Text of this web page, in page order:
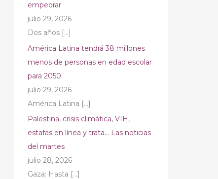
empeorar
julio 29, 2026
Dos años […]
América Latina tendrá 38 millones
menos de personas en edad escolar
para 2050
julio 29, 2026
América Latina […]
Palestina, crisis climática, VIH,
estafas en línea y trata… Las noticias
del martes
julio 28, 2026
Gaza: Hasta […]